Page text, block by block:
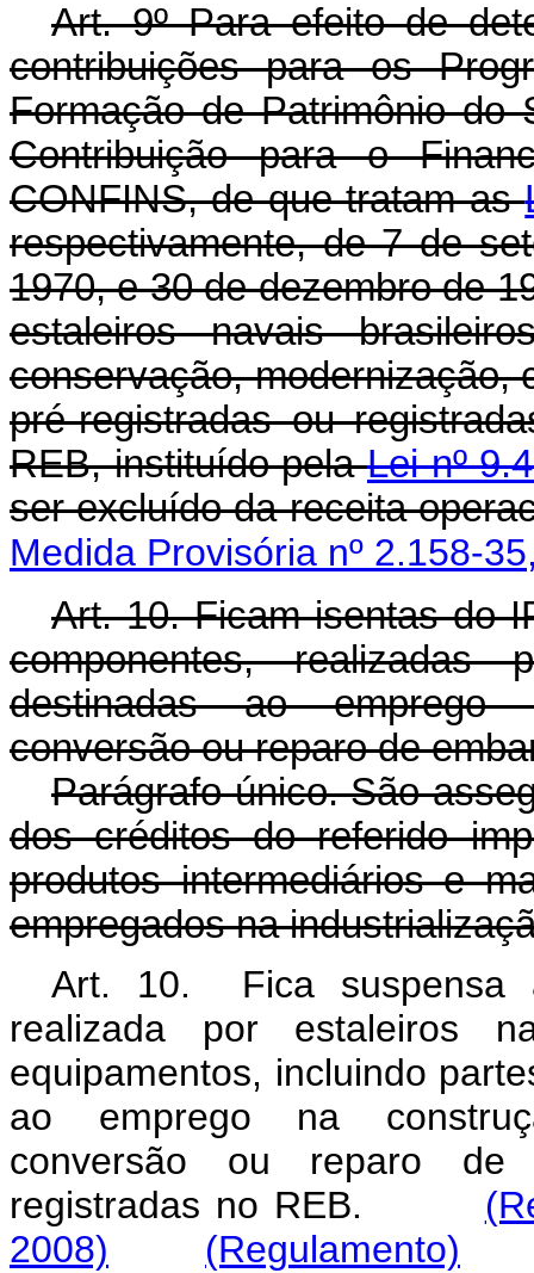
Art. 9º Para efeito de
contribuições para os
Formação de Patrimônio do
Contribuição para o
CONFINS, de que tratam as
respectivamente, de 7 de
1970, e 30 de dezembro de
estaleiros navais
conservação, modernização,
pré-registradas ou
REB, instituído pelaLei nº
ser excluído da receita
Medida Provisória nº 2.158-
Art. 10. Ficam isentas do
componentes, realizadas
destinadas ao emprego
conversão ou reparo de
Parágrafo único. São
dos créditos do referido
produtos intermediários e
empregados na
Art. 10. Fica suspensa
realizada por estaleiros
equipamentos, incluindo
ao emprego na
conversão ou reparo de
registradas no REB.
2008)
(Regulamento)